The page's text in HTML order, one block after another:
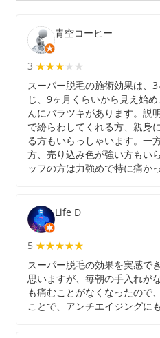
青空コーヒー
3 ★★★★★
★★★
スーパー脱毛の施術効果は、
じ、9ヶ月くらいから見え始
んにバラツキがあります。説
で紛らわしてくれる方、親身
る方もいらっしゃいます。一
方、売り込み色が強い方もい
ッフの方は力強めで特に痛か
Life D
5 ★★★★★
★★★★★
スーパー脱毛の効果を実感で
思いますが、毎朝の手入れが
も痛むことがなくなったので
ことで、アンチエイジングに